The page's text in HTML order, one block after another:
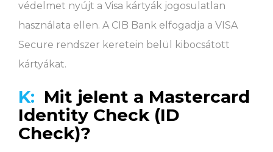
védelmet nyújt a Visa kártyák jogosulatlan
használata ellen. A CIB Bank elfogadja a VISA
Secure rendszer keretein belül kibocsátott
kártyákat.
K: Mit jelent a Mastercard
Identity Check (ID
Check)?